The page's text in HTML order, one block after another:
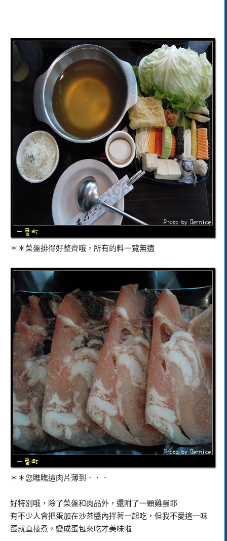
＊＊菜盤排得好整齊哦，所有的料一覽無遺
＊＊您瞧瞧這肉片薄到．．．
好特別哦，除了菜盤和肉品外，還附了一顆雞蛋耶
有不少人會把蛋加在沙茶醬內拌著一起吃，但我不愛這一味
蛋就直接煮，變成蛋包來吃才美味啦